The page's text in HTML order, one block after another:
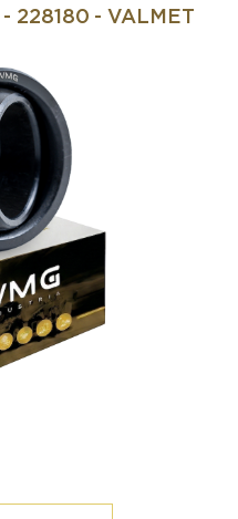
- 228180 - VALMET